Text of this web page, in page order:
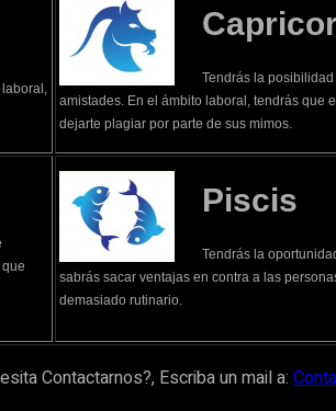
laboral,
Tendrás la
amistades. En el ámbito laboral, tendrás que
dejarte plagiar por parte de sus mimos.
Piscis
Tendrás la
sabrás sacar ventajas en contra a las
demasiado rutinario.
Contactarnos?, Escriba un mail a: